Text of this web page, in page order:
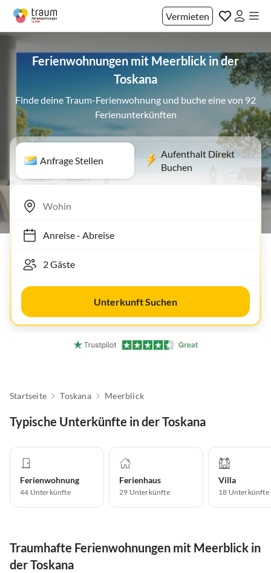
Vermieten
Ferienwohnungen mit Meerblick in der
Toskana
Finde deine Traum-Ferienwohnung und buche eine von 92
Ferienunterkünften
Anfrage Stellen
Aufenthalt Direkt
Buchen
Anreise- Abreise
Unterkunft Suchen
Startseite Toskana Meerblick
Typische Unterkünfte in der Toskana
Ferienwohnung
44 Unterkünfte
Ferienhaus
29 Unterkünfte
Villa
18 Unterkünfte
Traumhafte Ferienwohnungen mit Meerblick in
der Toskana